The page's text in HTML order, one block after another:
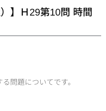
】Ｈ29第10問 時間
問題についてです。